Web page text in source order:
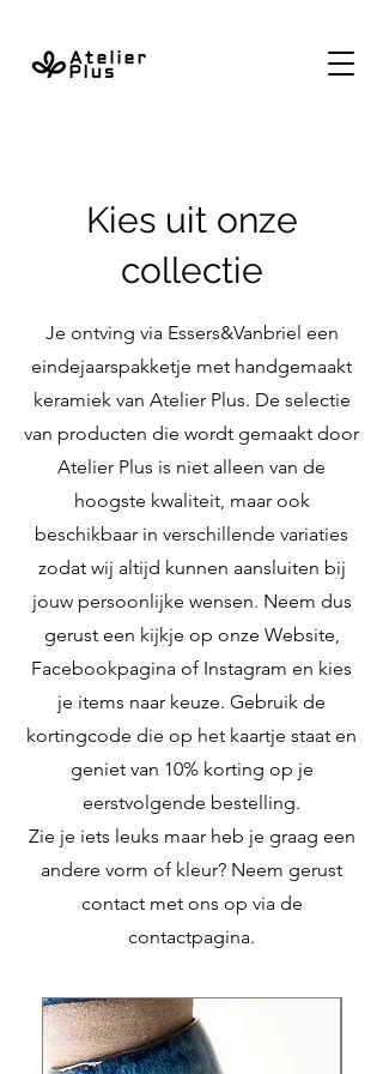
Kies uit onze
collectie
Je ontving via Essers&Vanbriel een
eindejaarspakketje met handgemaakt
keramiek van Atelier Plus. De selectie
van producten die wordt gemaakt door
Atelier Plus is niet alleen van de
hoogste kwaliteit, maar ook
beschikbaar in verschillende variaties
zodat wij altijd kunnen aansluiten bij
jouw persoonlijke wensen. Neem dus
gerust een kijkje op onze Website,
Facebookpagina of Instagram en kies
je items naar keuze. Gebruik de
kortingcode die op het kaartje staat en
geniet van 10% korting op je
eerstvolgende bestelling.
Zie je iets leuks maar heb je graag een
andere vorm of kleur? Neem gerust
contact met ons op via de
contactpagina.